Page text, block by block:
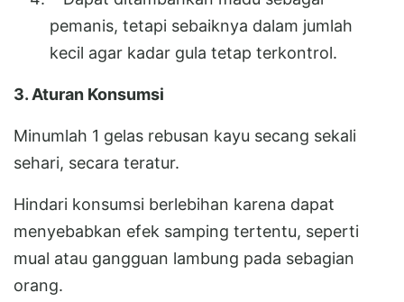
pemanis, tetapi sebaiknya dalam jumlah
kecil agar kadar gula tetap terkontrol.
3. Aturan Konsumsi
Minumlah 1 gelas rebusan kayu secang sekali
sehari, secara teratur.
Hindari konsumsi berlebihan karena dapat
menyebabkan efek samping tertentu, seperti
mual atau gangguan lambung pada sebagian
orang.